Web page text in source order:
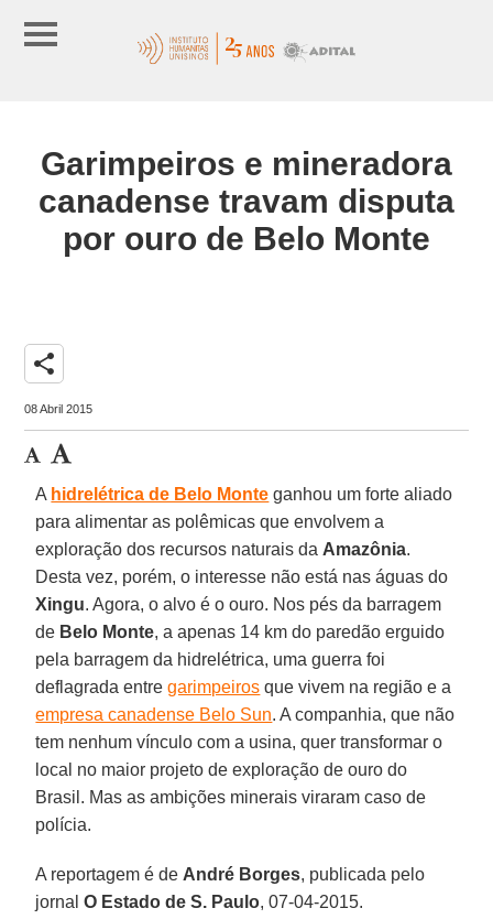
Garimpeiros e mineradora
canadense travam disputa
por ouro de Belo Monte
share
08 Abril 2015
A hidrelétrica de Belo Monte ganhou um forte aliado
para alimentar as polêmicas que envolvem a
exploração dos recursos naturais da Amazônia.
Desta vez, porém, o interesse não está nas águas do
Xingu. Agora, o alvo é o ouro. Nos pés da barragem
de Belo Monte, a apenas 14 km do paredão erguido
pela barragem da hidrelétrica, uma guerra foi
deflagrada entregarimpeiros que vivem na região e a
empresa canadense Belo Sun. A companhia, que não
tem nenhum vínculo com a usina, quer transformar o
local no maior projeto de exploração de ouro do
Brasil. Mas as ambições minerais viraram caso de
polícia.
A reportagem é de André Borges, publicada pelo
jornalO Estado de S. Paulo, 07-04-2015.